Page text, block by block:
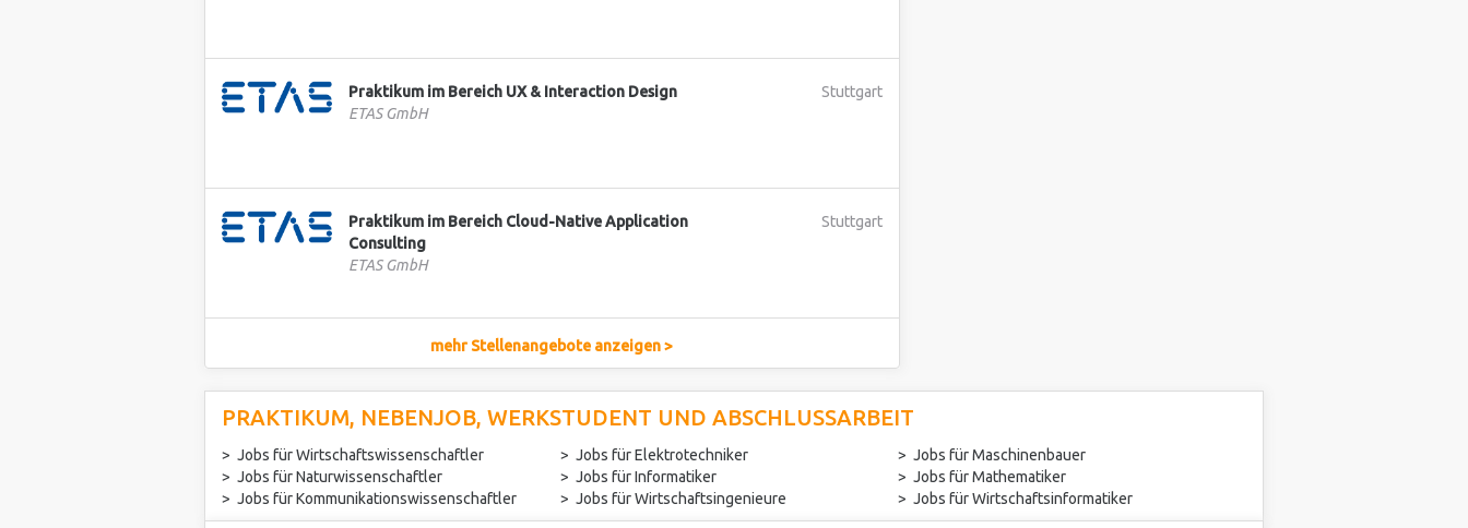
Praktikum im Bereich UX & Interaction Design
ETAS GmbH
Stuttgart
Praktikum im Bereich Cloud-Native Application
Consulting
ETAS GmbH
Stuttgart
mehr Stellenangebote anzeigen >
PRAKTIKUM, NEBENJOB, WERKSTUDENT UND ABSCHLUSSARBEIT
Jobs für Wirtschaftswissenschaftler Jobs für Elektrotechniker
Jobs für Maschinenbauer
Jobs für Naturwissenschaftler
Jobs für Informatiker
Jobs für Mathematiker
Jobs für Kommunikationswissenschaftler
Jobs für Wirtschaftsingenieure Jobs für Wirtschaftsinformatiker